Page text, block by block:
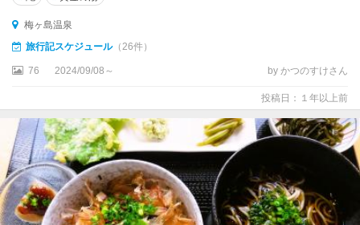
（
土
肥
島
）
中
伊
豆
梅ヶ島温泉
旅行記スケジュール（26件）
76 2024/09/08～ by かつのすけさん
投稿日：１年以上前